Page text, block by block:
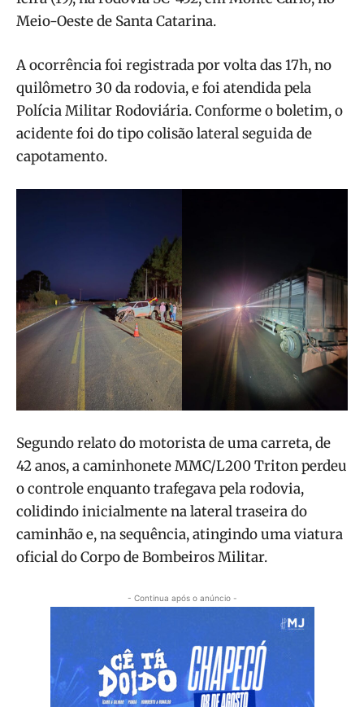
Meio-Oeste de Santa Catarina.
A ocorrência foi registrada por volta das 17h, no
quilômetro 30 da rodovia, e foi atendida pela
Polícia Militar Rodoviária. Conforme o boletim, o
acidente foi do tipo colisão lateral seguida de
capotamento.
Segundo relato do motorista de uma carreta, de
42 anos, a caminhonete MMC/L200 Triton perdeu
o controle enquanto trafegava pela rodovia,
colidindo inicialmente na lateral traseira do
caminhão e, na sequência, atingindo uma viatura
oficial do Corpo de Bombeiros Militar.
- Continua após o anúncio -